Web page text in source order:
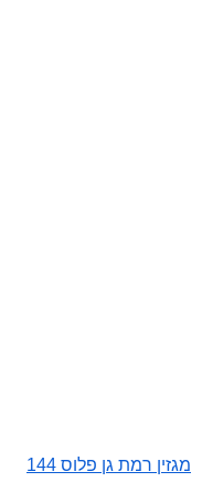
מגזין רמת גן פלוס 144